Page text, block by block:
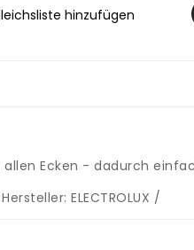
hinzufügen
Ecken - dadurch
ELECTROLUX /